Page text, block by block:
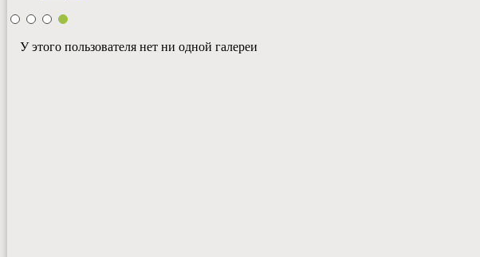
У этого пользователя нет ни одной галереи